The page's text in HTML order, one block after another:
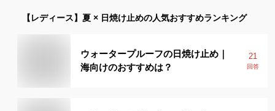
【レディース】 夏 × 日焼け止めの人気おすすめランキング
ウォータープルーフの日焼け止め｜
海向けのおすすめは？
21
回答